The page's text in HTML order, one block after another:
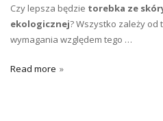
Czy lepsza będzie torebka ze
ekologicznej? Wszystko zależy od
wymagania względem tego …
Read more